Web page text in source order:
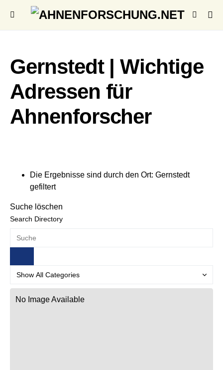
Gernstedt | Wichtige
Adressen für
Ahnenforscher
Die Ergebnisse sind durch den Ort: Gernstedt
gefiltert
Suche löschen
Search Directory
No Image Available